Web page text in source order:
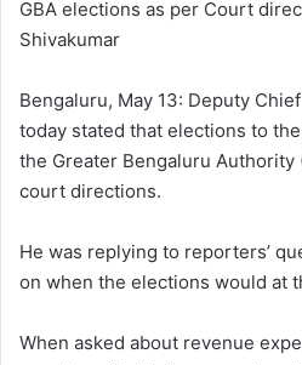
GBA elections as per Court
Shivakumar
Bengaluru, May 13: Deputy
today stated that elections to
the Greater Bengaluru Authority
court directions.
He was replying to reporters’
on when the elections would at
When asked about revenue